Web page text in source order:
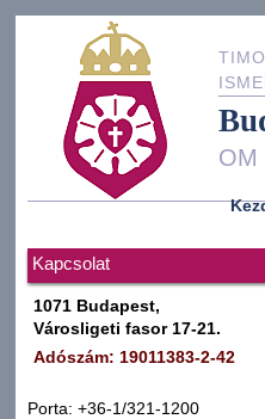
OM
Kapcsolat
1071 Budapest,
Városligeti fasor 17-21.
Adószám: 19011383-2-42
Porta: +36-1/321-1200